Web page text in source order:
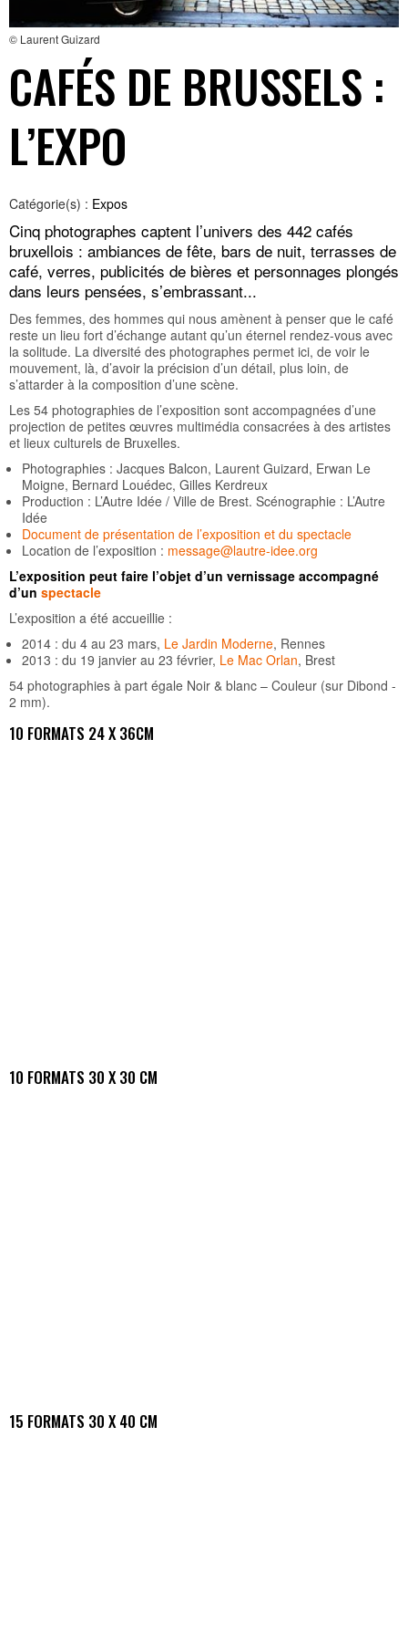
© Laurent Guizard
CAFÉS DE BRUSSELS :
L’EXPO
Catégorie(s) : Expos
Cinq photographes captent l’univers des 442 cafés
bruxellois : ambiances de fête, bars de nuit, terrasses de
café, verres, publicités de bières et personnages plongés
dans leurs pensées, s’embrassant...
Des femmes, des hommes qui nous amènent à penser que le café
reste un lieu fort d’échange autant qu’un éternel rendez-vous avec
la solitude. La diversité des photographes permet ici, de voir le
mouvement, là, d’avoir la précision d’un détail, plus loin, de
s’attarder à la composition d’une scène.
Les 54 photographies de l’exposition sont accompagnées d’une
projection de petites œuvres multimédia consacrées à des artistes
et lieux culturels de Bruxelles.
Photographies : Jacques Balcon, Laurent Guizard, Erwan Le
Moigne, Bernard Louédec, Gilles Kerdreux
Production : L’Autre Idée / Ville de Brest. Scénographie : L’Autre
Idée
Document de présentation de l’exposition et du spectacle
Location de l’exposition : message@lautre-idee.org
L’exposition peut faire l’objet d’un vernissage accompagné
d’un spectacle
L’exposition a été accueillie :
2014 : du 4 au 23 mars, Le Jardin Moderne, Rennes
2013 : du 19 janvier au 23 février, Le Mac Orlan, Brest
54 photographies à part égale Noir & blanc – Couleur (sur Dibond -
2 mm).
10 FORMATS 24 X 36CM
10 FORMATS 30 X 30 CM
15 FORMATS 30 X 40 CM